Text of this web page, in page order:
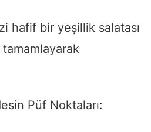
hafif bir yeşillik salatası
Püf Noktaları: